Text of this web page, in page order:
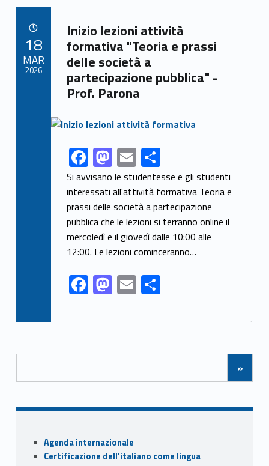
b
o
o
k
d
o
n
l e
Link identifier archive #link-archive-45537
Inizio lezioni attività
formativa "Teoria e prassi
delle società a
partecipazione pubblica" -
Prof. Parona
Link identifier archive #link-archive-thumb-soap-24533
Link identifier share facebook archive #share-link-archive-98689F
ac
e
b
o
o
k
M
as
to
d
o
n
E
m
ai
l
S
h
ar
e
Si avvisano le studentesse e gli studenti
interessati all'attività formativa Teoria e
prassi delle società a partecipazione
pubblica che le lezioni si terranno online il
mercoledì e il giovedì dalle 10:00 alle
12:00. Le lezioni cominceranno…
F
ac
e
o
o
k
M
as
to
o
n
E
m
ai
S
ar
18
MAR
2026
Posts Navigation
»
Sidebar
Agenda internazionale
Certificazione dell'italiano come lingua